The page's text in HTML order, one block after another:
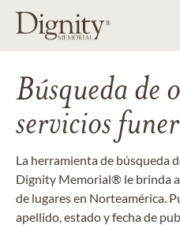
Búsqueda de
servicios
La herramienta de búsqueda
Dignity Memorial® le brinda
de lugares en Norteamérica.
apellido, estado y fecha de